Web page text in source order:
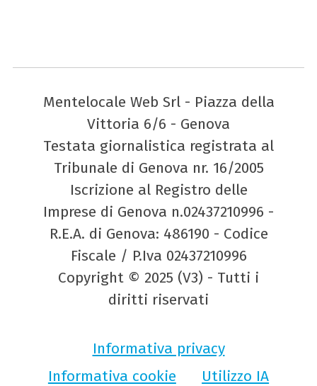
Mentelocale Web Srl - Piazza della
Vittoria 6/6 - Genova
Testata giornalistica registrata al
Tribunale di Genova nr. 16/2005
Iscrizione al Registro delle
Imprese di Genova n.02437210996 -
R.E.A. di Genova: 486190 - Codice
Fiscale / P.Iva 02437210996
Copyright © 2025 (V3) - Tutti i
diritti riservati
Informativa privacy
Informativa cookie
Utilizzo IA